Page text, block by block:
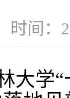
时间：
大学